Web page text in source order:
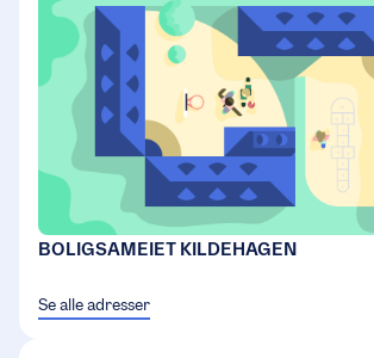
BOLIGSAMEIET KILDEHAGEN
Se alle adresser